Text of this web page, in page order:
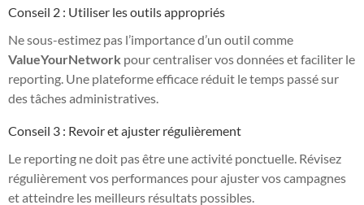
Conseil 2 : Utiliser les outils appropriés
Ne sous-estimez pas l’importance d’un outil comme
ValueYourNetwork pour centraliser vos données et faciliter le
reporting. Une plateforme efficace réduit le temps passé sur
des tâches administratives.
Conseil 3 : Revoir et ajuster régulièrement
Le reporting ne doit pas être une activité ponctuelle. Révisez
régulièrement vos performances pour ajuster vos campagnes
et atteindre les meilleurs résultats possibles.